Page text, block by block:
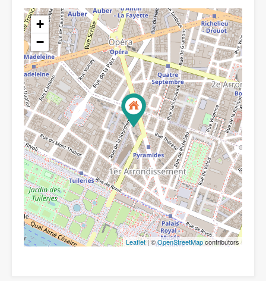
+
−
Leaflet| ©OpenStreetMapcontributors